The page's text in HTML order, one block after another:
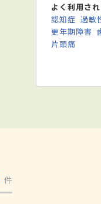
よく利用さ
認知症 過敏
更年期障害
片頭痛
件